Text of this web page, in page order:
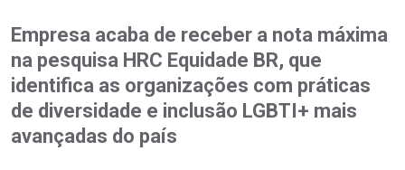
Empresa acaba de receber a nota máxima
na pesquisa HRC Equidade BR, que
identifica as organizações com práticas
de diversidade e inclusão LGBTI+ mais
avançadas do país